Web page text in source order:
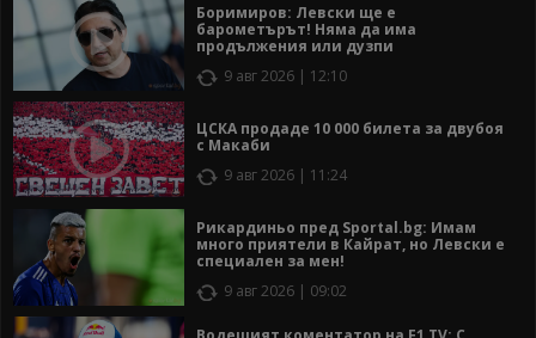
Боримиров: Левски ще е
барометърът! Няма да има
продължения или дузпи
9 авг 2026 | 12:10
ЦСКА продаде 10 000 билета за двубоя
с Макаби
9 авг 2026 | 11:24
Рикардиньо пред Sportal.bg: Имам
много приятели в Кайрат, но Левски е
специален за мен!
9 авг 2026 | 09:02